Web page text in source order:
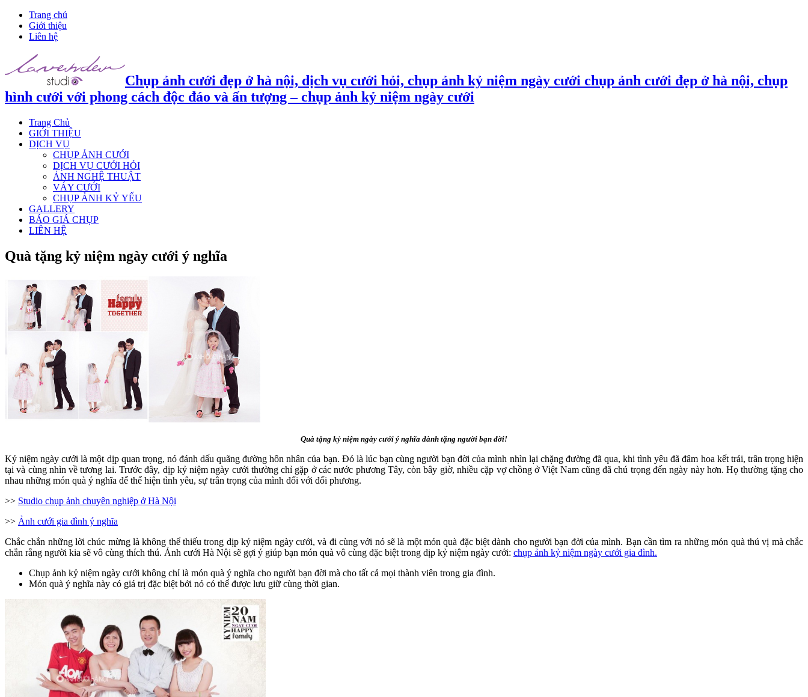
Trang chủ
Giới thiệu
Liên hệ
Chụp ảnh cưới đẹp ở hà nội, dịch vụ cưới hỏi, chụp ảnh kỷ niệm ngày cưới chụp ảnh cưới đẹp ở hà nội, chụp
hình cưới với phong cách độc đáo và ấn tượng – chụp ảnh kỷ niệm ngày cưới
Trang Chủ
GIỚI THIỆU
DỊCH VỤ
CHỤP ẢNH CƯỚI
DỊCH VỤ CƯỚI HỎI
ẢNH NGHỆ THUẬT
VÁY CƯỚI
CHỤP ẢNH KỶ YẾU
GALLERY
BÁO GIÁ CHỤP
LIÊN HỆ
Quà tặng kỷ niệm ngày cưới ý nghĩa
Quà tặng kỷ niệm ngày cưới ý nghĩa dành tặng người bạn đời!
Kỷ niệm ngày cưới là một dịp quan trọng, nó đánh dấu quãng đường hôn nhân của bạn. Đó là lúc bạn cùng người bạn đời của mình nhìn lại chặng đường đã qua, khi tình yêu đã đâm hoa kết trái, trân trọng hiện
tại và cùng nhìn về tương lai. Trước đây, dịp kỷ niệm ngày cưới thường chỉ gặp ở các nước phương Tây, còn bây giờ, nhiều cặp vợ chồng ở Việt Nam cũng đã chú trọng đến ngày này hơn. Họ thường tặng cho
nhau những món quà ý nghĩa để thể hiện tình yêu, sự trân trọng của mình đối với đối phương.
>> Studio chụp ảnh chuyên nghiệp ở Hà Nội
>> Ảnh cưới gia đình ý nghĩa
Chắc chắn những lời chúc mừng là không thể thiếu trong dịp kỷ niệm ngày cưới, và đi cùng với nó sẽ là một món quà đặc biệt dành cho người bạn đời của mình. Bạn cần tìm ra những món quà thú vị mà chắc
chắn rằng người kia sẽ vô cùng thích thú. Ảnh cưới Hà Nội sẽ gợi ý giúp bạn món quà vô cùng đặc biệt trong dịp kỷ niệm ngày cưới: chụp ảnh kỷ niệm ngày cưới gia đình.
Chụp ảnh kỷ niệm ngày cưới không chỉ là món quà ý nghĩa cho người bạn đời mà cho tất cả mọi thành viên trong gia đình.
Món quà ý nghĩa này có giá trị đặc biệt bởi nó có thể được lưu giữ cùng thời gian.